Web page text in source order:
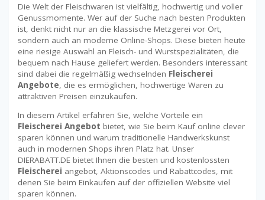
Die Welt der Fleischwaren ist vielfältig, hochwertig und voller
Genussmomente. Wer auf der Suche nach besten Produkten
ist, denkt nicht nur an die klassische Metzgerei vor Ort,
sondern auch an moderne Online-Shops. Diese bieten heute
eine riesige Auswahl an Fleisch- und Wurstspezialitäten, die
bequem nach Hause geliefert werden. Besonders interessant
sind dabei die regelmäßig wechselnden Fleischerei
Angebote, die es ermöglichen, hochwertige Waren zu
attraktiven Preisen einzukaufen.
In diesem Artikel erfahren Sie, welche Vorteile ein
Fleischerei Angebot bietet, wie Sie beim Kauf online clever
sparen können und warum traditionelle Handwerkskunst
auch in modernen Shops ihren Platz hat. Unser
DIERABATT.DE bietet Ihnen die besten und kostenlossten
Fleischerei angebot, Aktionscodes und Rabattcodes, mit
denen Sie beim Einkaufen auf der offiziellen Website viel
sparen können.